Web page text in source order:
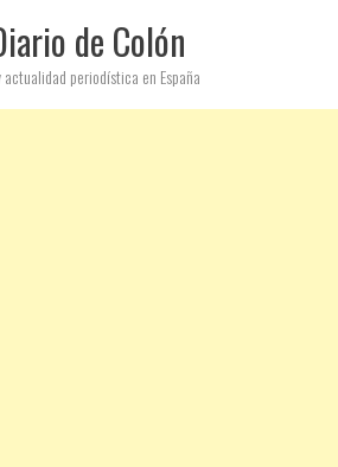
de Colón
periodística en España